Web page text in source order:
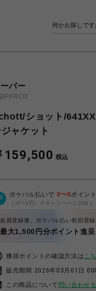
バー
PARCO
ショット/
ャケット
159,500 税込
ポケパル払いで 0〜0ポイント
（1P=1円）※キャンペーン分除く
会員登録後、ポケパル払い初回登
最大1,500円分ポイント進呈
獲得ポイントの確認方法はこ
販売期間 2026年03月01日
この商品について 問い合わせる